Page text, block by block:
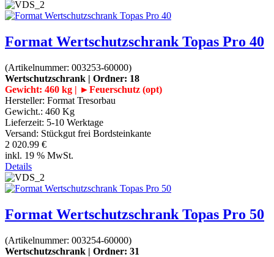
Format Wertschutzschrank Topas Pro 40
(Artikelnummer: 003253-60000)
Wertschutzschrank | Ordner: 18
Gewicht: 460 kg | ►Feuerschutz (opt)
Hersteller: Format Tresorbau
Gewicht.: 460 Kg
Lieferzeit: 5-10 Werktage
Versand: Stückgut frei Bordsteinkante
2 020.99 €
inkl. 19 % MwSt.
Details
Format Wertschutzschrank Topas Pro 50
(Artikelnummer: 003254-60000)
Wertschutzschrank | Ordner: 31